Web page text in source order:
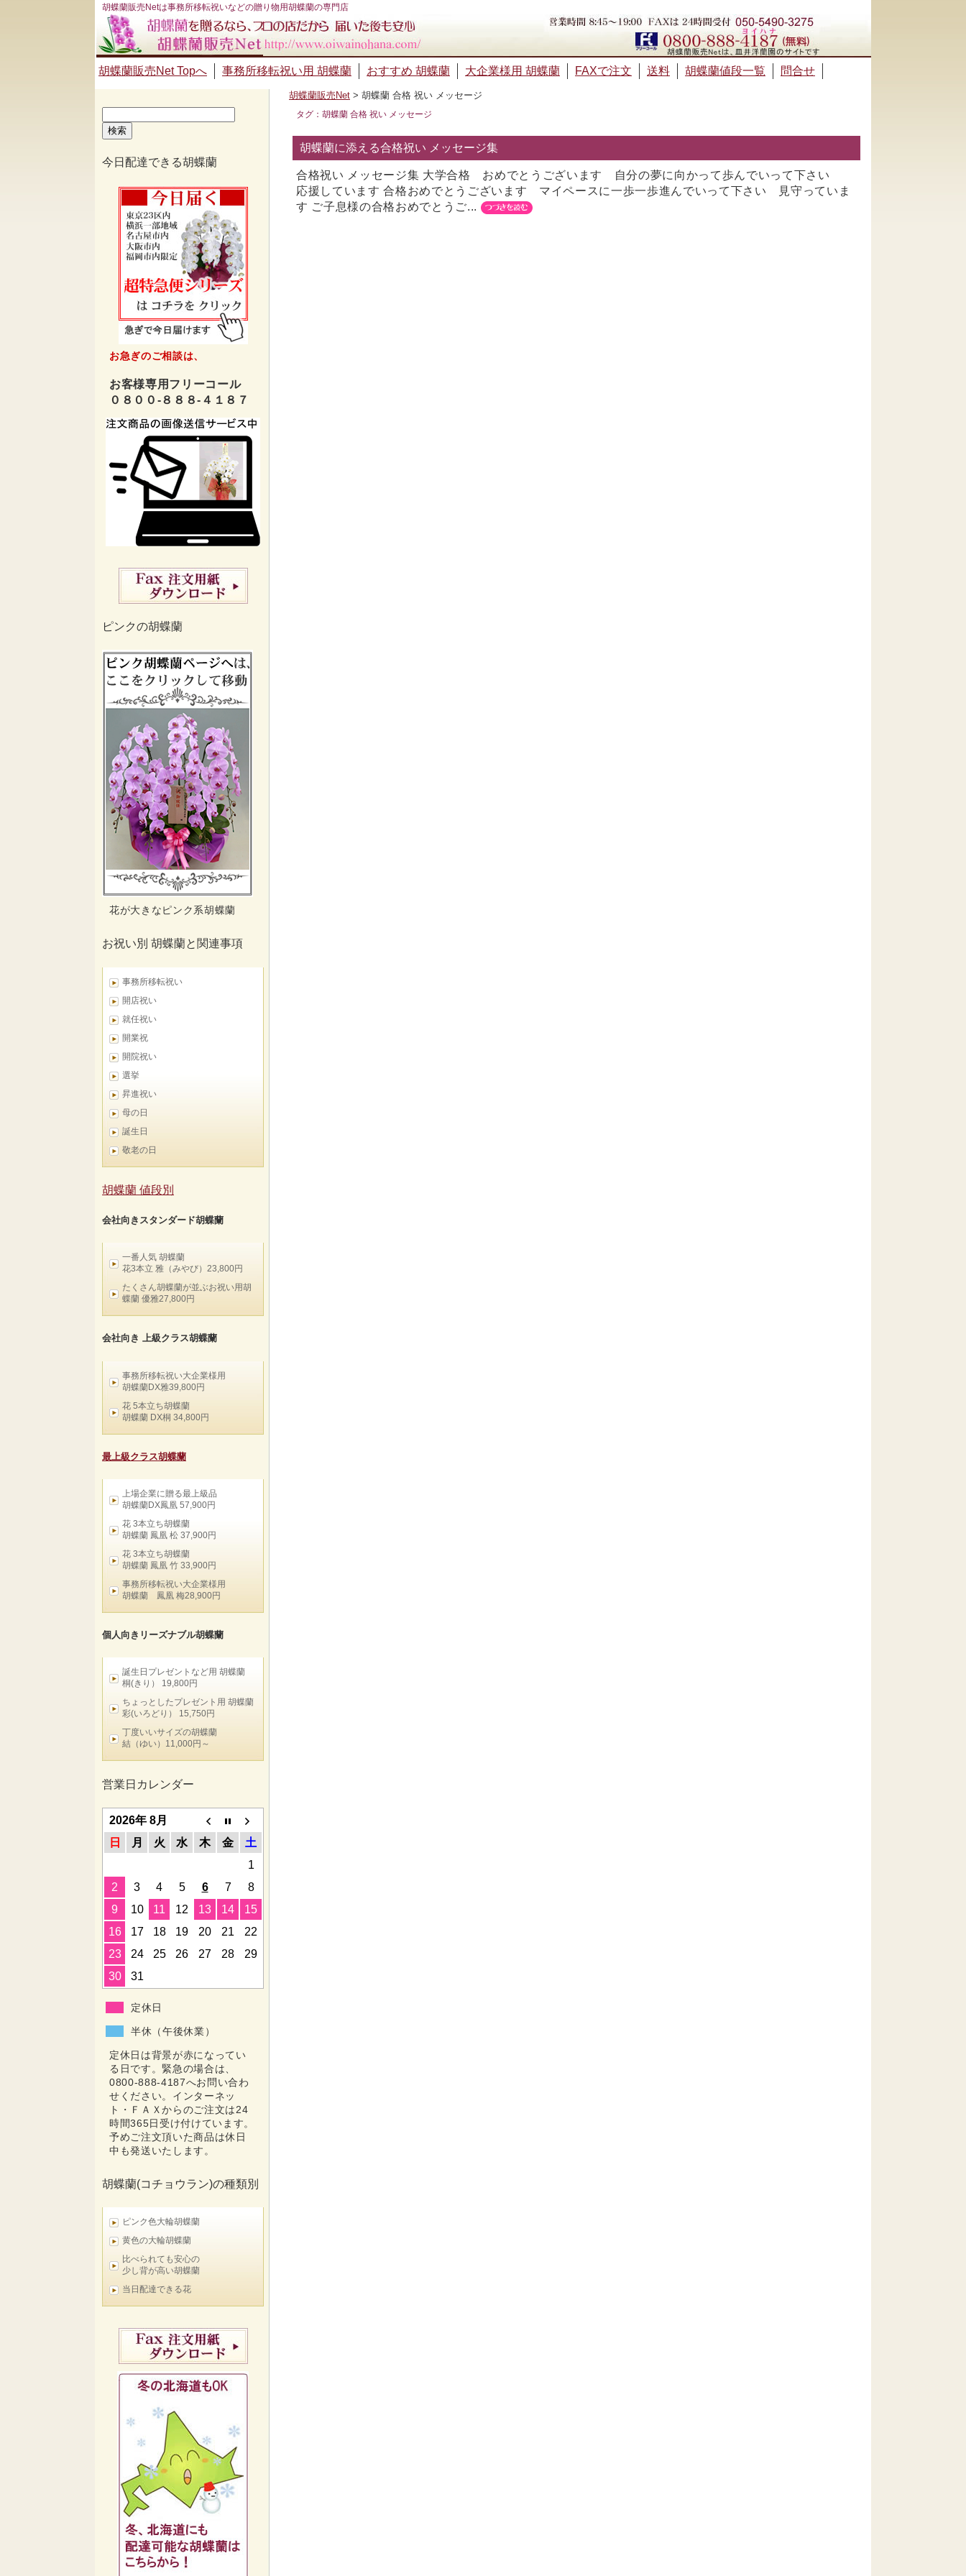
胡蝶蘭販売Netは事務所移転祝いなどの贈り物用胡蝶蘭の専門店
胡蝶蘭販売Net Topへ 事務所移転祝い用 胡蝶蘭 おすすめ 胡蝶蘭 大企業様用 胡蝶蘭 FAXで注文 送料 胡蝶蘭値段一覧 問合せ
胡蝶蘭販売Net > 胡蝶蘭 合格 祝い メッセージ
タグ：胡蝶蘭 合格 祝い メッセージ
胡蝶蘭に添える合格祝い メッセージ集
合格祝い メッセージ集 大学合格 おめでとうございます 自分の夢に向かって歩んでいって下さい
応援しています 合格おめでとうございます マイペースに一歩一歩進んでいって下さい 見守っていま
す ご子息様の合格おめでとうご...
索:
今日配達できる胡蝶蘭
お急ぎのご相談は、
お客様専用フリーコール
０８００-８８８-４１８７
ピンクの胡蝶蘭
花が大きなピンク系胡蝶蘭
お祝い別 胡蝶蘭と関連事項
事務所移転祝い
開店祝い
就任祝い
開業祝
開院祝い
選挙
昇進祝い
母の日
誕生日
敬老の日
胡蝶蘭 値段別
会社向きスタンダード胡蝶蘭
一番人気 胡蝶蘭
花3本立 雅（みやび）23,800円
たくさん胡蝶蘭が並ぶお祝い用胡
蝶蘭 優雅27,800円
会社向き 上級クラス胡蝶蘭
事務所移転祝い大企業様用
胡蝶蘭DX雅39,800円
花 5本立ち胡蝶蘭
胡蝶蘭 DX桐 34,800円
最上級クラス胡蝶蘭
上場企業に贈る最上級品
胡蝶蘭DX鳳凰 57,900円
花 3本立ち胡蝶蘭
胡蝶蘭 鳳凰 松 37,900円
花 3本立ち胡蝶蘭
胡蝶蘭 鳳凰 竹 33,900円
事務所移転祝い大企業様用
胡蝶蘭 鳳凰 梅28,900円
個人向きリーズナブル胡蝶蘭
誕生日プレゼントなど用 胡蝶蘭
桐(きり） 19,800円
ちょっとしたプレゼント用 胡蝶蘭
彩(いろどり） 15,750円
丁度いいサイズの胡蝶蘭
結（ゆい）11,000円～
営業日カレンダー
2026年 8月
日
月 火 水 木 金
土
1
2
3 4 5 6 7
8
9
10 11 12 13 14
15
16
17 18 19 20 21
22
23
24 25 26 27 28
29
30
31
定休日
半休（午後休業）
定休日は背景が赤になってい
る日です。緊急の場合は、
0800-888-4187へお問い合わ
せください。インターネッ
ト・ＦＡＸからのご注文は24
時間365日受け付けています。
予めご注文頂いた商品は休日
中も発送いたします。
胡蝶蘭(コチョウラン)の種類別
ピンク色大輪胡蝶蘭
黄色の大輪胡蝶蘭
比べられても安心の
少し背が高い胡蝶蘭
当日配達できる花